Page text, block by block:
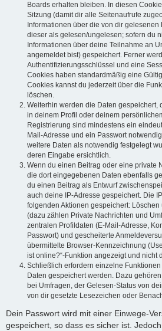
Boards erhalten bleiben. In diesen
Sitzung (damit dir alle Seitenaufrufe
Informationen über die von dir
dieser als gelesen/ungelesen; sofern du
Informationen über deine Teilnahme an
angemeldet bist) gespeichert. Ferner
Authentifizierungsschlüssel und eine
Cookies haben standardmäßig eine
Cookies kannst du jederzeit über die
löschen.
Weiterhin werden die Daten gespeichert,
in deinem Profil oder deinem
Registrierung sind mindestens ein
Mail-Adresse und ein Passwort
weitere Daten als notwendig festgelegt
deren Eingabe ersichtlich.
Wenn du einen Beitrag oder eine private
die dort eingegebenen Daten ebenfalls
du einen Beitrag als Entwurf
auch deine IP-Adresse gespeichert. Die
folgenden Aktionen gespeichert:
(dazu zählen Private Nachrichten und
zentralen Profildaten (E-Mail-Adresse,
Passwort) und gescheiterte
übermittelte Browser-Kennzeichnung
ist online?“-Funktion angezeigt und nicht
Schließlich erfordern einzelne
Daten gespeichert werden. Dazu
bei Umfragen, der Gelesen-Status von
von dir gesetzte Lesezeichen oder
Dein Passwort wird mit einer Einwege-
gespeichert, so dass es sicher ist.